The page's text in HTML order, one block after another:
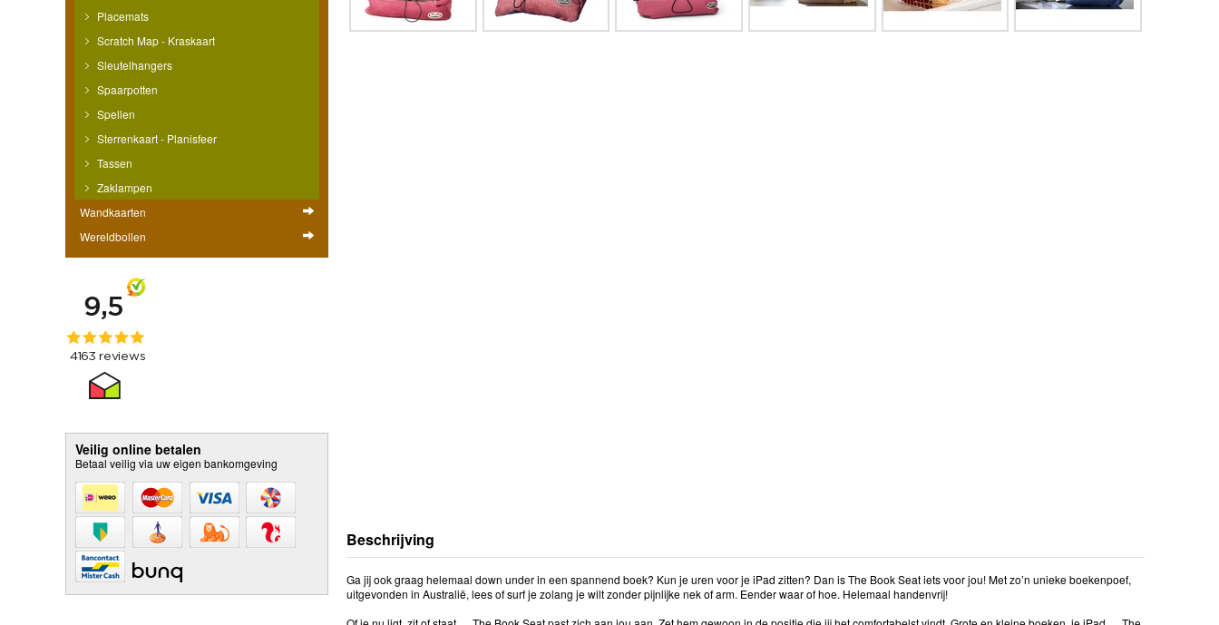
Placemats
Scratch Map - Kraskaart
Sleutelhangers
Spaarpotten
Spellen
Sterrenkaart - Planisfeer
Tassen
Zaklampen
Wandkaarten
Wereldbollen
Veilig online betalen
Betaal veilig via uw eigen bankomgeving
Beschrijving
Ga jij ook graag helemaal down under in een spannend boek? Kun je uren voor je iPad zitten? Dan is The Book Seat iets voor jou! Met zo’n unieke boekenpoef,
uitgevonden in Australië, lees of surf je zolang je wilt zonder pijnlijke nek of arm. Eender waar of hoe. Helemaal handenvrij!